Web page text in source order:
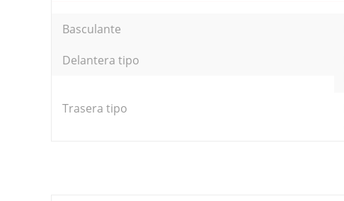
Basculante
Delantera tipo
Trasera tipo